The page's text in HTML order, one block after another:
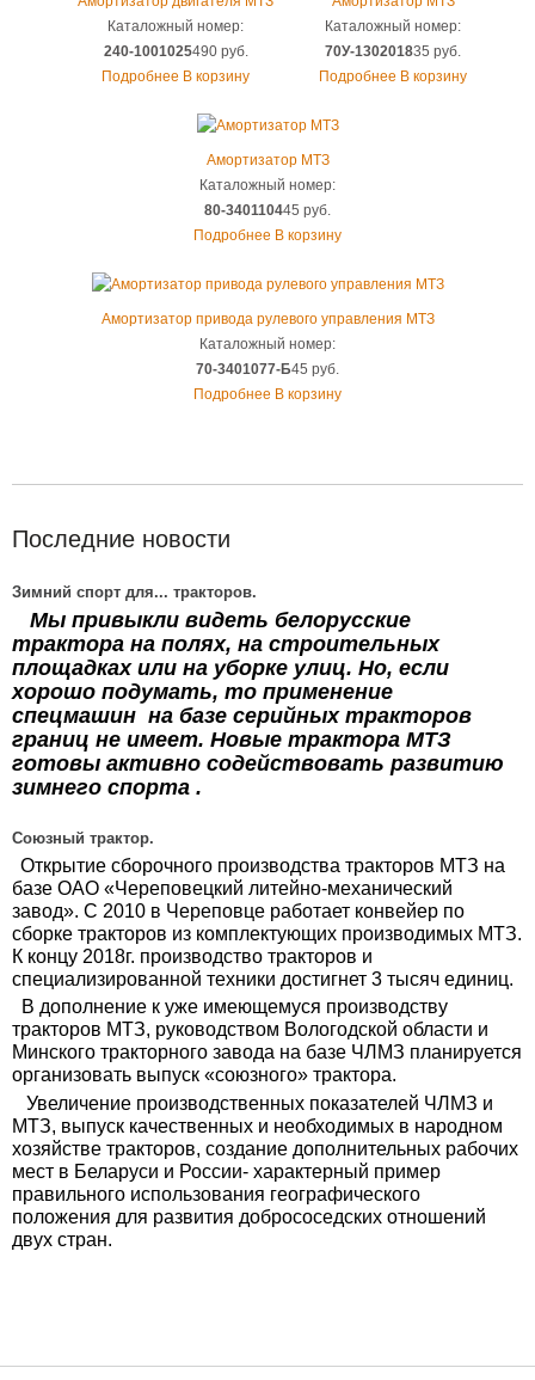
Каталожный номер:
240-1001025490 руб.
Подробнее В корзину
Каталожный номер:
70У-130201835 руб.
Подробнее В корзину
Амортизатор МТЗ
Каталожный номер:
80-340110445 руб.
Подробнее В корзину
Амортизатор привода рулевого управления МТЗ
Каталожный номер:
70-3401077-Б45 руб.
Подробнее В корзину
Последние новости
Зимний спорт для... тракторов.
Мы привыкли видеть белорусские
трактора на полях, на строительных
площадках или на уборке улиц. Но, если
хорошо подумать, то применение
спецмашин на базе серийных тракторов
границ не имеет. Новые трактора МТЗ
готовы активно содействовать развитию
зимнего спорта .
Союзный трактор.
Открытие сборочного производства тракторов МТЗ на
базе ОАО «Череповецкий литейно-механический
завод». С 2010 в Череповце работает конвейер по
сборке тракторов из комплектующих производимых МТЗ.
К концу 2018г. производство тракторов и
специализированной техники достигнет 3 тысяч единиц.
В дополнение к уже имеющемуся производству
тракторов МТЗ, руководством Вологодской области и
Минского тракторного завода на базе ЧЛМЗ планируется
организовать выпуск «союзного» трактора.
Увеличение производственных показателей ЧЛМЗ и
МТЗ, выпуск качественных и необходимых в народном
хозяйстве тракторов, создание дополнительных рабочих
мест в Беларуси и России- характерный пример
правильного использования географического
положения для развития добрососедских отношений
двух стран.